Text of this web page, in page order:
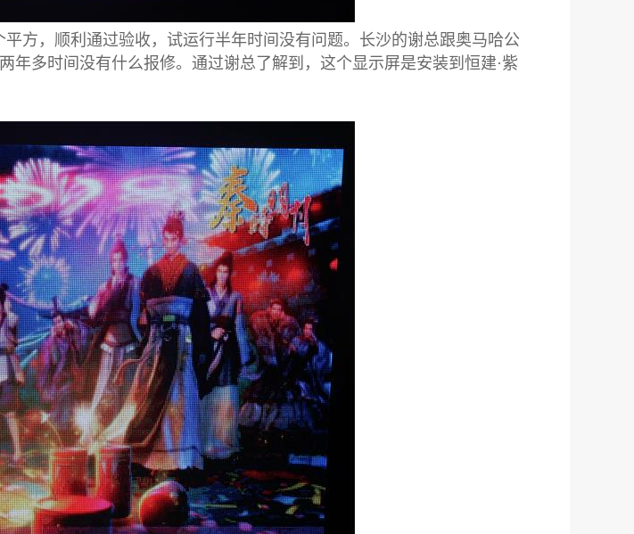
方，顺利通过验收，试运行半年时间没有问题。长沙的谢总跟奥马哈公
多时间没有什么报修。通过谢总了解到，这个显示屏是安装到恒建·紫